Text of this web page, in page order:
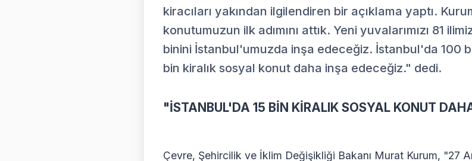
kiracıları yakından ilgilendiren bir açıklama yaptı.
konutumuzun ilk adımını attık. Yeni yuvalarımızı 81
binini İstanbul'umuzda inşa edeceğiz. İstanbul'da 100
bin kiralık sosyal konut daha inşa edeceğiz." dedi.
"İSTANBUL'DA 15 BİN KİRALIK SOSYAL KONUT
Çevre, Şehircilik ve İklim Değişikliği Bakanı Murat Kurum, "27